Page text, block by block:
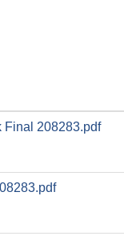
Final 208283.pdf